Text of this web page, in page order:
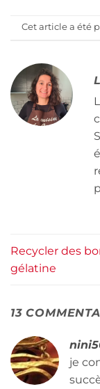
Cet article a été
Recycler des
gélatine
13
je